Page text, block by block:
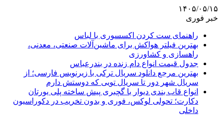
۱۴۰۵/۰۵/۱۵
خبر فوری
راهنمای ست کردن اکسسوری با لباس
بهترین فیلتر هواکش برای ماشین‌آلات صنعتی، معدنی،
راهسازی و کشاورزی
جدول قیمت انواع دام زنده در بندرعباس
بهترین مرجع دانلود سریال ترکی با زیرنویس فارسی؛ از
سریال شهر دور تا سریال تویی که دوستش دارم
انواع قاب بندی دیوار با گچبری پیش ساخته پلی یورتان
دکارت؛ تحولی لوکس، فوری و بدون تخریب در دکوراسیون
داخلی